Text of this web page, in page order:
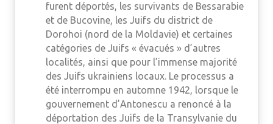
furent déportés, les survivants de Bessarabie
et de Bucovine, les Juifs du district de
Dorohoi (nord de la Moldavie) et certaines
catégories de Juifs « évacués » d’autres
localités, ainsi que pour l’immense majorité
des Juifs ukrainiens locaux. Le processus a
été interrompu en automne 1942, lorsque le
gouvernement d’Antonescu a renoncé à la
déportation des Juifs de la Transylvanie du